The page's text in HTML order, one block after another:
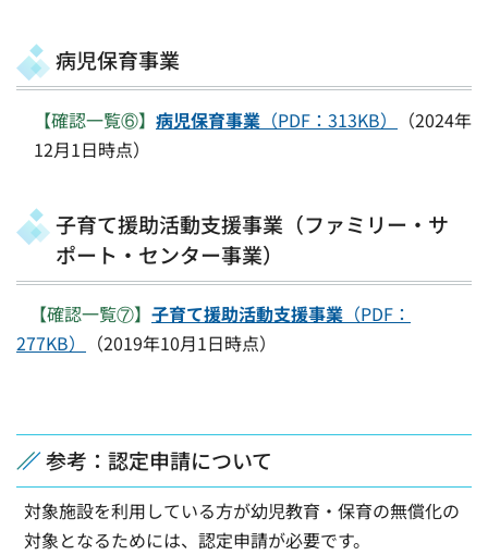
病児保育事業
【確認一覧⑥】 病児保育事業 （PDF：313KB）
（2024年
12月1日時点）
子育て援助活動支援事業（ファミリー・サ
ポート・センター事業）
【確認一覧⑦】 子育て援助活動支援事業 （PDF：
277KB）
（2019年10月1日時点）
参考：認定申請について
対象施設を利用している方が幼児教育・保育の無償化の
対象となるためには、認定申請が必要です。